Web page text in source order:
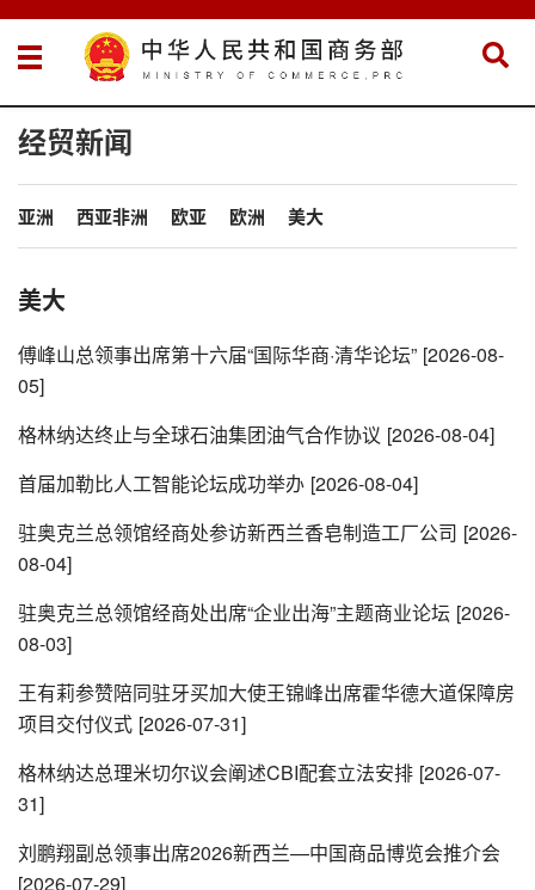
经贸新闻
亚洲 西亚非洲 欧亚 欧洲 美大
美大
傅峰山总领事出席第十六届“国际华商·清华论坛” [2026-08-
05]
格林纳达终止与全球石油集团油气合作协议 [2026-08-04]
首届加勒比人工智能论坛成功举办 [2026-08-04]
驻奥克兰总领馆经商处参访新西兰香皂制造工厂公司 [2026-
08-04]
驻奥克兰总领馆经商处出席“企业出海”主题商业论坛 [2026-
08-03]
王有莉参赞陪同驻牙买加大使王锦峰出席霍华德大道保障房
项目交付仪式 [2026-07-31]
格林纳达总理米切尔议会阐述CBI配套立法安排 [2026-07-
31]
刘鹏翔副总领事出席2026新西兰—中国商品博览会推介会
[2026-07-29]